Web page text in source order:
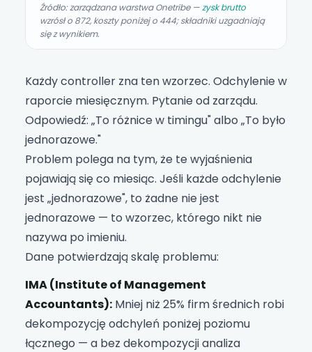
Źródło: zarządzana warstwa Onetribe —zysk brutto
wzrósł o 872, koszty poniżej o 444; składniki uzgadniają
się z wynikiem.
Każdy controller zna ten wzorzec. Odchylenie w
raporcie miesięcznym. Pytanie od zarządu.
Odpowiedź: „To różnice w timingu" albo „To było
jednorazowe."
Problem polega na tym, że te wyjaśnienia
pojawiają się co miesiąc. Jeśli każde odchylenie
jest „jednorazowe", to żadne nie jest
jednorazowe — to wzorzec, którego nikt nie
nazywa po imieniu.
Dane potwierdzają skalę problemu:
IMA (Institute of Management
Accountants): Mniej niż 25% firm średnich robi
dekompozycję odchyleń poniżej poziomu
łącznego — a bez dekompozycji analiza